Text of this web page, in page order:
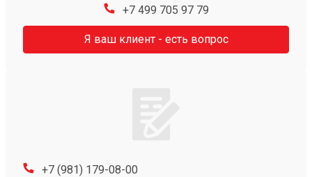
+7 499 705 97 79
Я ваш клиент - есть вопрос
+7 (981) 179-08-00